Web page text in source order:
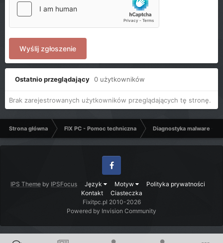
Wyślij zgłoszenie
Ostatnio przeglądający 0 użytkowników
Brak zarejestrowanych użytkowników przeglądających tę stronę.
Strona główna FIX PC - Pomoc techniczna Diagnostyka malware -
IPS Theme by IPSFocus Język Motyw
Polityka prywatności
Kontakt
Ciasteczka
Facebook
Fixitpc.pl 2010-2026
Powered by Invision Community